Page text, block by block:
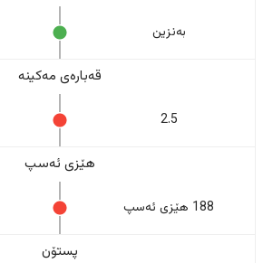
بەنزین
قەبارەی مەکینە
2.5
هێزی ئەسپ
188 هێزی ئەسپ
پستۆن